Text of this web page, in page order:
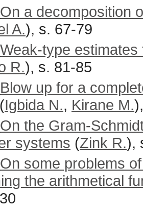
On a decomposition
A.), s. 67-79
Weak-type
R.), s. 81-85
Blow up for a
(Igbida N., Kirane M.
On the Gram-
systems (Zink R.),
On some problems
the arithmetical